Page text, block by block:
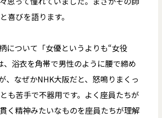
びを語ります。
について「女優というよりも“女役
浴衣を角帯で男性のように腰で締め
、なぜかNHK大阪だと、怒鳴りまくっ
苦手で不器用です。よく座員たちが
く精神みたいなものを座員たちが理解